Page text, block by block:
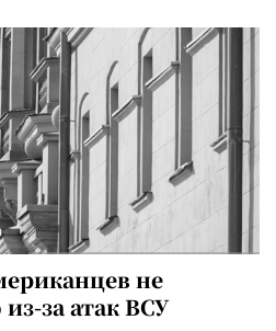
не
за атак ВСУ